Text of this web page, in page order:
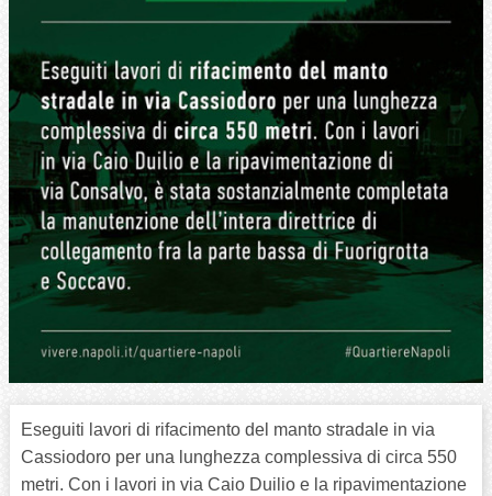
Eseguiti lavori di rifacimento del manto stradale in via
Cassiodoro per una lunghezza complessiva di circa 550
metri. Con i lavori in via Caio Duilio e la ripavimentazione